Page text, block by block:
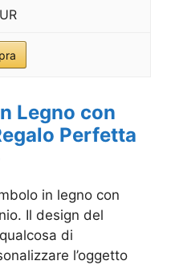
Legno con
Perfetta
in legno con
Il design del
di
l’oggetto